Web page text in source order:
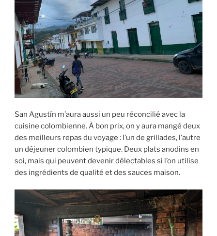
San Agustín m’aura aussi un peu réconcilié avec la
cuisine colombienne. À bon prix, on y aura mangé deux
des meilleurs repas du voyage : l’un de grillades, l’autre
un déjeuner colombien typique. Deux plats anodins en
soi, mais qui peuvent devenir délectables si l’on utilise
des ingrédients de qualité et des sauces maison.